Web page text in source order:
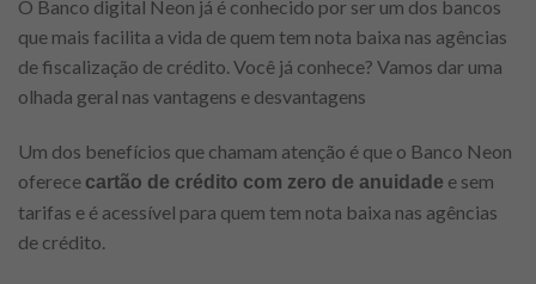
O Banco digital Neon já é conhecido por ser um dos bancos
que mais facilita a vida de quem tem nota baixa nas agências
de fiscalização de crédito. Você já conhece? Vamos dar uma
olhada geral nas vantagens e desvantagens
Um dos benefícios que chamam atenção é que o Banco Neon
oferece cartão de crédito com zero de anuidade e sem
tarifas e é acessível para quem tem nota baixa nas agências
de crédito.